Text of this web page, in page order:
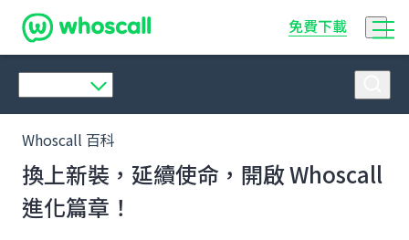
免費下載
換上新裝，延續使命，開啟 Whoscall
進化篇章！
Whoscall 百科